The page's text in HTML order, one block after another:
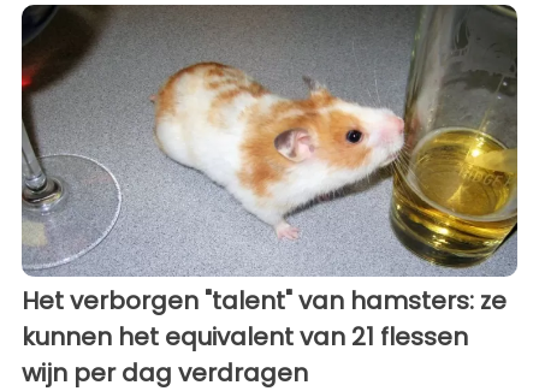
Het verborgen "talent" van hamsters: ze
kunnen het equivalent van 21 flessen
wijn per dag verdragen